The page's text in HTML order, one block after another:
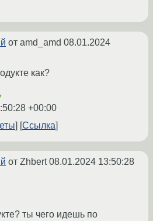
от amd_amd 08.01.2024
как?
+00:00
Ссылка
от Zhbert08.01.2024 13:50:28
ты чего идешь по